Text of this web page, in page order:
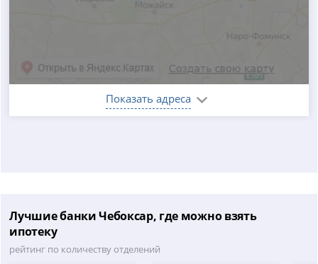
Показать адреса
Лучшие банки Чебоксар, где можно взять
ипотеку
рейтинг по количеству отделений